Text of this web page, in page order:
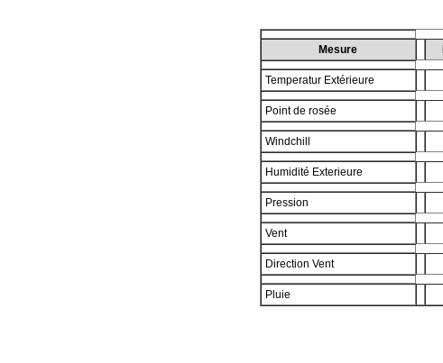
Mesure
Temperatur Extérieure
Point de rosée
Windchill
Humidité Exterieure
Pression
Vent
Direction Vent
Pluie